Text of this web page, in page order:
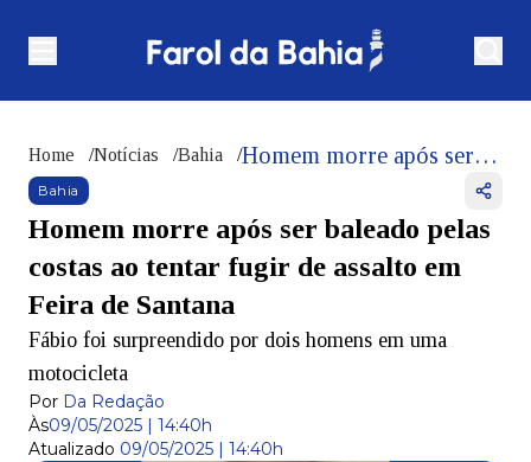
Home /Notícias /Bahia / Homem morre após ser baleado pelas costas ao tentar fugir de assalto em Feira de Santana
Bahia
Homem morre após ser baleado pelas
costas ao tentar fugir de assalto em
Feira de Santana
Fábio foi surpreendido por dois homens em uma
motocicleta
Por Da Redação
Às09/05/2025 | 14:40h
Atualizado 09/05/2025 | 14:40h